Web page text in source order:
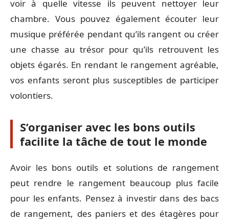
voir à quelle vitesse ils peuvent nettoyer leur
chambre. Vous pouvez également écouter leur
musique préférée pendant qu’ils rangent ou créer
une chasse au trésor pour qu’ils retrouvent les
objets égarés. En rendant le rangement agréable,
vos enfants seront plus susceptibles de participer
volontiers.
S’organiser avec les bons outils
facilite la tâche de tout le monde
Avoir les bons outils et solutions de rangement
peut rendre le rangement beaucoup plus facile
pour les enfants. Pensez à investir dans des bacs
de rangement, des paniers et des étagères pour